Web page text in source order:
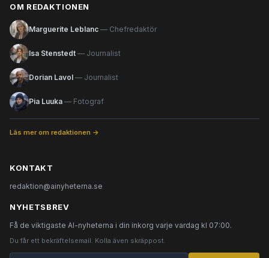
OM REDAKTIONEN
Marguerite Leblanc — Chefredaktör
Isa Stenstedt — Journalist
Dorian Lavol — Journalist
Pia Luuka — Fotograf
Läs mer om redaktionen →
KONTAKT
redaktion@ainyheterna.se
NYHETSBREV
Få de viktigaste AI-nyheterna i din inkorg varje vardag kl 07:00.
Du får ett bekräftelsemail. Kolla även skräppost.